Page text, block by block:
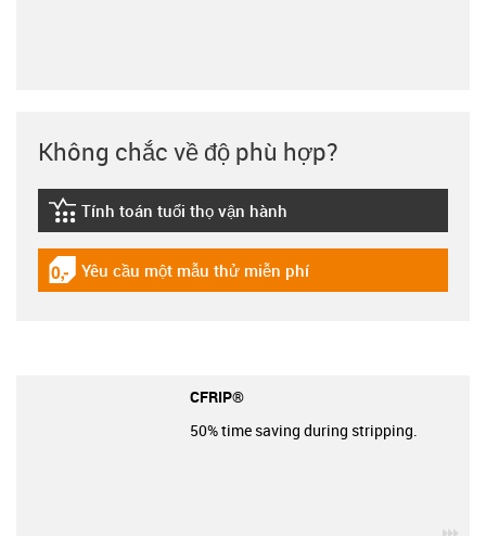
Không chắc về độ phù hợp?
igus-icon-lebensdauerrechner
Tính toán tuổi thọ vận hành
igus-icon-gratismuster
Yêu cầu một mẫu thử miễn phí
CFRIP®
50% time saving during stripping.